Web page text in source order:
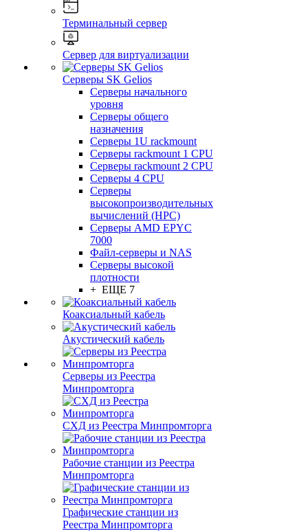
Терминальный сервер
Сервер для виртуализации
Серверы SK Gelios
Серверы начального
уровня
Серверы общего
назначения
Серверы 1U rackmount
Серверы rackmount 1 CPU
Серверы rackmount 2 CPU
Серверы 4 CPU
Серверы
высокопроизводительных
вычислений (HPC)
Серверы AMD EPYC
7000
Файл-серверы и NAS
Серверы высокой
плотности
+ ЕЩЕ 7
Коаксиальный кабель
Акустический кабель
Серверы из Реестра
Минпромторга
СХД из Реестра Минпромторга
Рабочие станции из Реестра
Минпромторга
Графические станции из
Реестра Минпромторга